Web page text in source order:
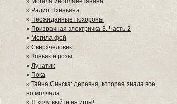
» Радио Пхеньяна
» Неожиданные похороны
» Призрачная электричка 3. Часть 2
» Могила фей
»Сверхчеловек
» Коньяк и розы
»Лунатик
» Пока
»Тайна Синска: деревня, которая знала всё,
но молчала
»Я хочу выйти из игры!